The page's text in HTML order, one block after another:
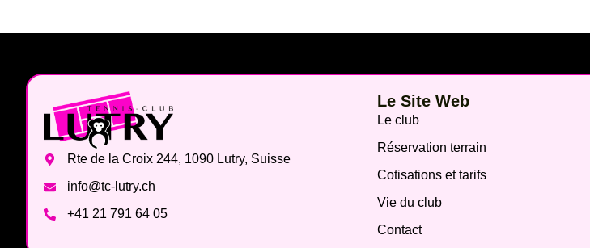
Rte de la Croix 244, 1090 Lutry, Suisse
info@tc-lutry.ch
+41 21 791 64 05
Le Site Web
Le club
Réservation terrain
Cotisations et tarifs
Vie du club
Contact